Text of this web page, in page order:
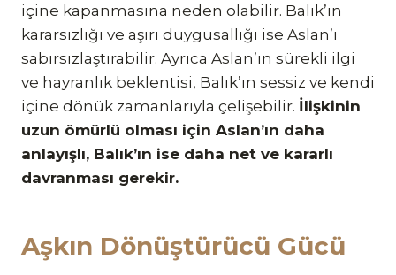
içine kapanmasına neden olabilir. Balık’ın
kararsızlığı ve aşırı duygusallığı ise Aslan’ı
sabırsızlaştırabilir. Ayrıca Aslan’ın sürekli ilgi
ve hayranlık beklentisi, Balık’ın sessiz ve kendi
içine dönük zamanlarıyla çelişebilir. İlişkinin
uzun ömürlü olması için Aslan’ın daha
anlayışlı, Balık’ın ise daha net ve kararlı
davranması gerekir.
Aşkın Dönüştürücü Gücü